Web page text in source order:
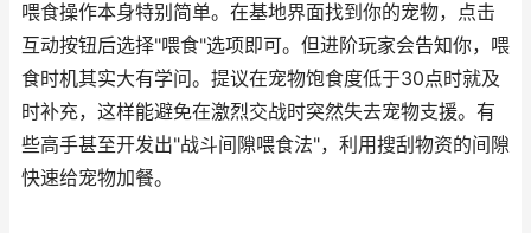
喂食操作本身特别简单。在基地界面找到你的宠物，点击
互动按钮后选择"喂食"选项即可。但进阶玩家会告知你，喂
食时机其实大有学问。提议在宠物饱食度低于30点时就及
时补充，这样能避免在激烈交战时突然失去宠物支援。有
些高手甚至开发出"战斗间隙喂食法"，利用搜刮物资的间隙
快速给宠物加餐。